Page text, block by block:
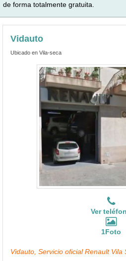
de forma totalmente gratuita.
Vidauto
Ubicado en Vila-seca
Ver
1Foto
Vidauto, Servicio oficial Renault Vila